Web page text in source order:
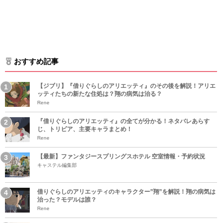
おすすめ記事
【ジブリ】『借りぐらしのアリエッティ』のその後を解説！アリエ
ッティたちの新たな住処は？翔の病気は治る？
Rene
『借りぐらしのアリエッティ』の全てが分かる！ネタバレあらす
じ、トリビア、主要キャラまとめ！
Rene
【最新】ファンタジースプリングスホテル 空室情報・予約状況
キャステル編集部
借りぐらしのアリエッティのキャラクター”翔”を解説！翔の病気は
治った？モデルは誰？
Rene